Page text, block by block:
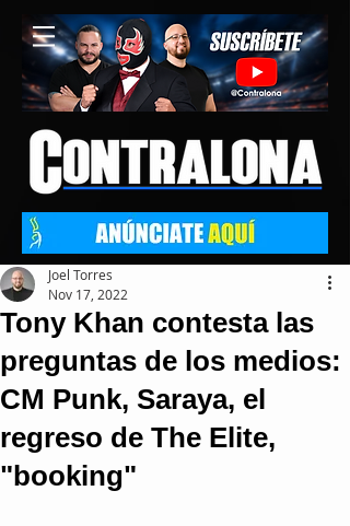
Tony Khan contesta las
preguntas de los medios:
CM Punk, Saraya, el
regreso de The Elite,
"booking"
Joel Torres
Nov 17, 2022